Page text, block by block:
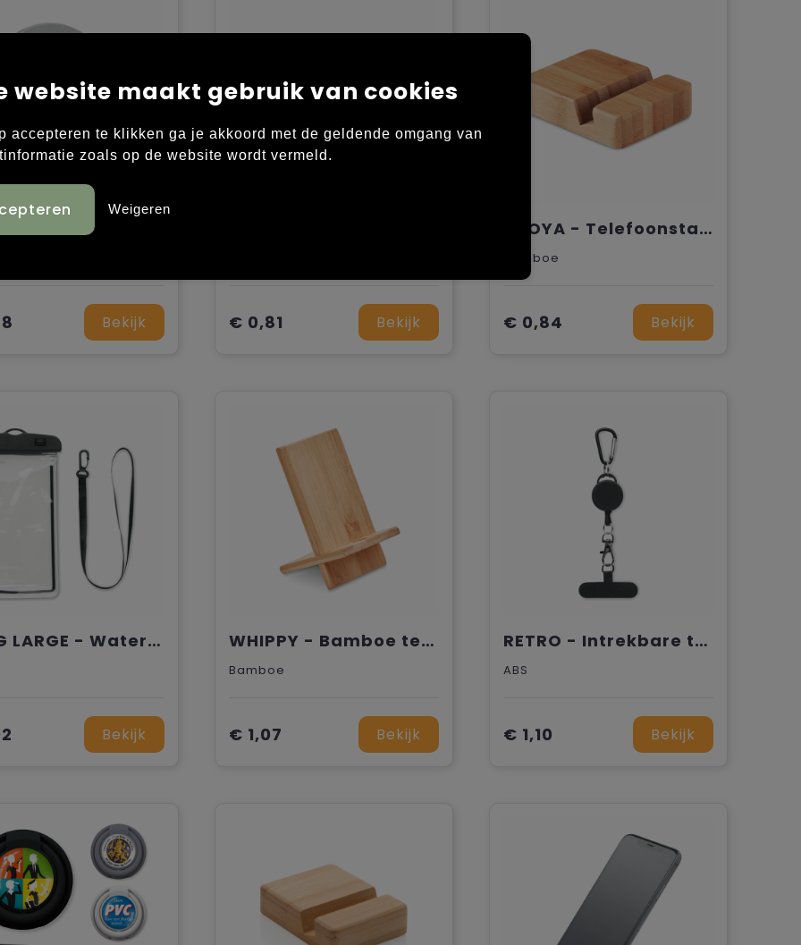
Bekijk € 0,81 Bekijk
APOYA - Telefoonstandaard
Bamboe
€ 0,84 Bekijk
SMAG LARGE - Waterdichte smartphone hoes
Bekijk
WHIPPY - Bamboe telefoonhouder
Bamboe
€ 1,07 Bekijk
RETRO - Intrekbare telefoonhouder
ABS
€ 1,10 Bekijk
website maakt gebruik van cookies
accepteren te klikken ga je akkoord met de geldende omgang van
zoals op de website wordt vermeld.
Weigeren